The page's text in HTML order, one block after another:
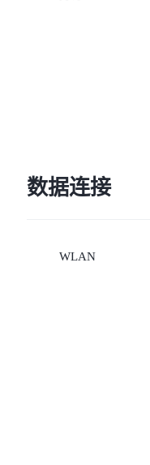
数据连接
WLAN